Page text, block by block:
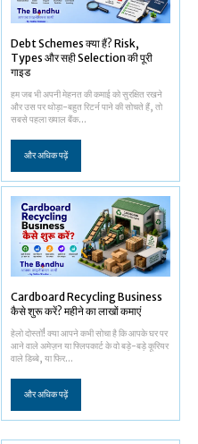
Debt Schemes क्या हैं? Risk,
Types और सही Selection की पूरी
गाइड
हम जब भी अपनी मेहनत की कमाई को सुरक्षित रखने
और उस पर थोड़ा-बहुत रिटर्न पाने की सोचते हैं, तो
सबसे पहला ख्याल बैंक...
और अधिक पढ़ें
Cardboard Recycling Business
कैसे शुरू करें? महीने का लाखों कमाएं
हेलो दोस्तों! क्या आपने कभी सोचा है कि आपके घर पर
आने वाले अमेज़न या फ्लिपकार्ट के वो बड़े-बड़े कूरियर
वाले डिब्बे, या फिर...
और अधिक पढ़ें